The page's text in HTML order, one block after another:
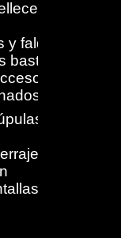
y faldones
bastidor